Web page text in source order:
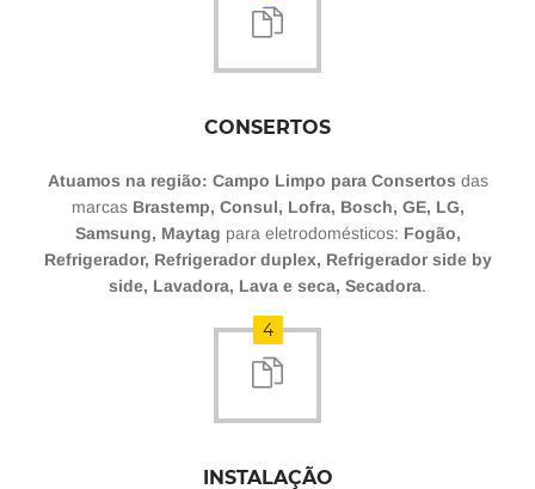
CONSERTOS
Atuamos na região: Campo Limpo para Consertos das
marcas Brastemp, Consul, Lofra, Bosch, GE, LG,
Samsung, Maytag para eletrodomésticos: Fogão,
Refrigerador, Refrigerador duplex, Refrigerador side by
side, Lavadora, Lava e seca, Secadora.
4
INSTALAÇÃO